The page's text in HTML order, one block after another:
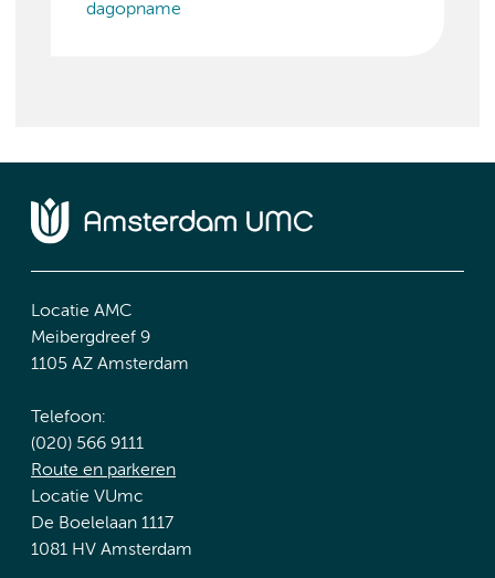
dagopname
Locatie AMC
Meibergdreef 9
1105 AZ Amsterdam
Telefoon:
(020) 566 9111
Route en parkeren
Locatie VUmc
De Boelelaan 1117
1081 HV Amsterdam